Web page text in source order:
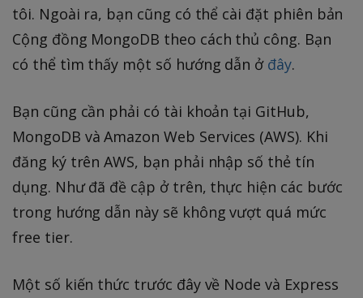
tôi. Ngoài ra, bạn cũng có thể cài đặt phiên bản
Cộng đồng MongoDB theo cách thủ công. Bạn
có thể tìm thấy một số hướng dẫn ở đây.
Bạn cũng cần phải có tài khoản tại GitHub,
MongoDB và Amazon Web Services (AWS). Khi
đăng ký trên AWS, bạn phải nhập số thẻ tín
dụng. Như đã đề cập ở trên, thực hiện các bước
trong hướng dẫn này sẽ không vượt quá mức
free tier.
Một số kiến thức trước đây về Node và Express